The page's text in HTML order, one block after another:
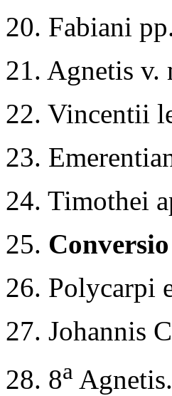
20. Fabiani
21. Agnetis v.
22. Vincentii
23.
24. Timothei
25.
26. Polycarpi
27. Johannis
28. 8a Agnetis.